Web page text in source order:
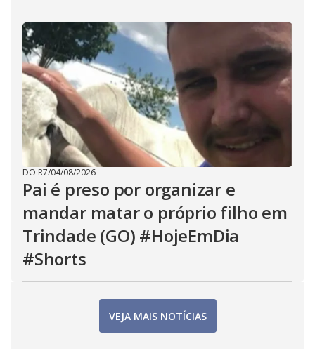
DO R7/04/08/2026
Pai é preso por organizar e
mandar matar o próprio filho em
Trindade (GO) #HojeEmDia
#Shorts
VEJA MAIS NOTÍCIAS